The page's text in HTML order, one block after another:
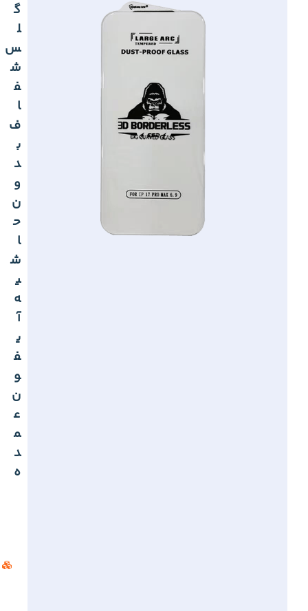
گ
ل
س
ش
ف
ا
ف
ب
د
و
ن
ح
ا
ش
ی
ه
آ
ی
ف
و
ن
ع
م
د
ه